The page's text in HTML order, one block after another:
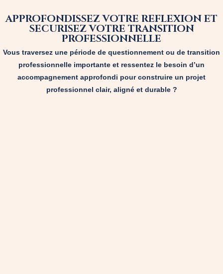
APPROFONDISSEZ VOTRE REFLEXION ET
SECURISEZ VOTRE TRANSITION
PROFESSIONNELLE
Vous traversez une période de questionnement ou de transition
professionnelle importante et ressentez le besoin d’un
accompagnement approfondi pour construire un projet
professionnel clair, aligné et durable ?